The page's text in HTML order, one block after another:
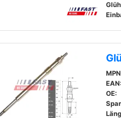
EAN:
OE: